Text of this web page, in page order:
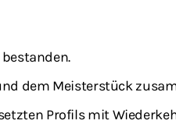
dem Meisterstück
Profils mit